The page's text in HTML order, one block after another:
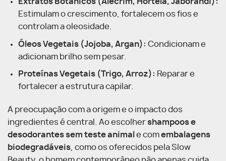
Estimulam o crescimento, fortalecem os fios e
controlam a oleosidade.
Óleos Vegetais (Jojoba, Argan): Condicionam e
adicionam brilho sem pesar.
Proteínas Vegetais (Trigo, Arroz): Reparar e
fortalecer a estrutura capilar.
A preocupação com a origem e o impacto dos
ingredientes é central. Ao escolhershampoos e
desodorantes sem teste animal e comembalagens
biodegradáveis , como os oferecidos pela Slow